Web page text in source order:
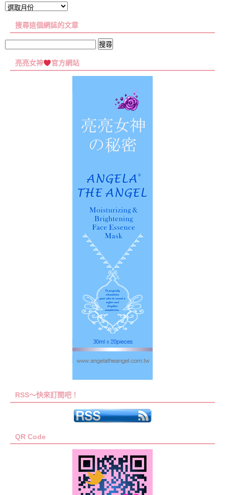
文
彙
搜尋這個網誌的文章
關
亮亮女神 官方網站
RSS～快來訂閱吧！
QR Code